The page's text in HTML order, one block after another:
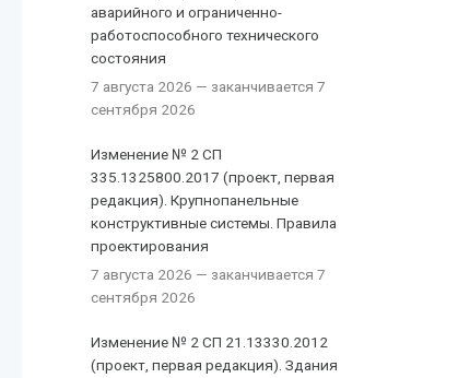
аварийного и ограниченно-
работоспособного технического
состояния
7 августа 2026 — заканчивается 7
сентября 2026
Изменение № 2 СП
335.1325800.2017 (проект, первая
редакция). Крупнопанельные
конструктивные системы. Правила
проектирования
7 августа 2026 — заканчивается 7
сентября 2026
Изменение № 2 СП 21.13330.2012
(проект, первая редакция). Здания